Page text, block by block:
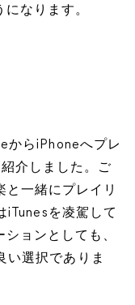
なります。
からiPhoneへプレ
介しました。ご
一緒にプレイリ
iTunesを凌駕して
ョンとしても、
い選択でありま